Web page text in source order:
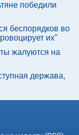
победили
беспорядков во
их"
жалуются на
держава,